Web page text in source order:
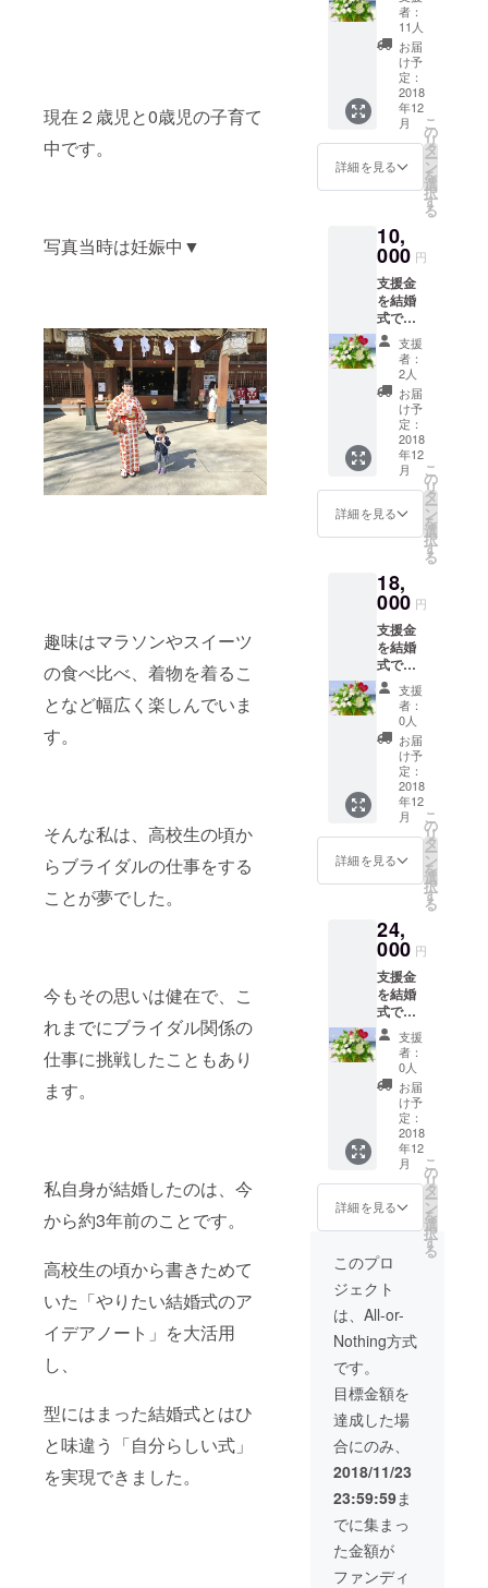
現在２歳児と0歳児の子育て
中です。
写真当時は妊娠中▼
趣味はマラソンやスイーツ
の食べ比べ、着物を着るこ
となど幅広く楽しんでいま
す。
そんな私は、高校生の頃か
らブライダルの仕事をする
ことが夢でした。
今もその思いは健在で、こ
れまでにブライダル関係の
仕事に挑戦したこともあり
ます。
私自身が結婚したのは、今
から約3年前のことです。
高校生の頃から書きためて
いた「やりたい結婚式のア
イデアノート」を大活用
し、
型にはまった結婚式とはひ
と味違う「自分らしい式」
を実現できました。
越しい
ただけ
る方に
は、開
催後の
花をお
渡しさ
せてい
ただき
ます。
購入に
使わせ
ていた
だきま
す。 ご
支援者
のお名
前付き
のプ
レート
の花を
飾らせ
だきま
す。
（企業
名等も
可能で
す） 当
日、お
越しい
ただけ
る方に
は、開
催後の
花をお
渡しさ
せてい
ただき
ます。
者：
11人
お届
け予
定：
2018
年12
月
詳細を見る
こ
の
リ
タ
ー
ン
を
選
択
す
る
10,
000 円
支援金
を結婚
式で飾
る花の
購入に
使わせ
ていた
だきま
す。 ご
支援者
のお名
前付き
のプ
レート
の花を
飾らせ
だきま
す。
（企業
名等も
可能で
す） 当
日、お
越しい
ただけ
る方に
は、開
催後の
花をお
渡しさ
せてい
ただき
ます。
支援
者：
2人
お届
け予
定：
2018
年12
月
詳細を見る
こ
の
リ
タ
ー
ン
を
選
択
す
る
18,
000 円
支援金
を結婚
式で飾
る花の
購入に
使わせ
ていた
だきま
す。 ご
支援者
のお名
前付き
のプ
レート
の花を
飾らせ
だきま
す。
（企業
名等も
可能で
す） 当
日、お
越しい
ただけ
る方に
は、開
催後の
花をお
渡しさ
せてい
ただき
ます。
支援
者：
0人
お届
け予
定：
2018
年12
月
詳細を見る
こ
の
リ
タ
ー
ン
を
選
択
す
る
24,
000 円
支援金
を結婚
式で飾
る花の
購入に
使わせ
ていた
だきま
す。 ご
支援者
のお名
前付き
のプ
レート
の花を
飾らせ
ていた
だきま
す。
（企業
名等も
可能で
越しい
ただけ
る方に
は、開
催後の
花をお
渡しさ
せてい
ただき
ます。
支援
者：
0人
お届
け予
定：
2018
年12
月
詳細を見る
こ
の
リ
タ
ー
ン
を
選
択
す
る
このプロ
ジェクト
は、All-or-
Nothing方式
です。
目標金額を
達成した場
合にのみ、
2018/11/23
23:59:59ま
でに集まっ
た金額が
ファンディ